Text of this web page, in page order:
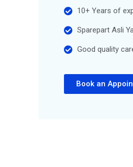
10+ Years of
Sparepart Asli
Good quality
Book an